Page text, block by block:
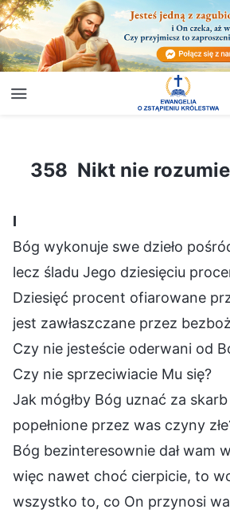
358 Nikt nie rozumie woli Boga
358 Nikt nie
Ⅰ
Bóg wykonuje swe dzieło
lecz śladu Jego dziesięciu
Dziesięć procent ofiarowane
jest zawłaszczane przez
Czy nie jesteście oderwani od
Czy nie sprzeciwiacie Mu się?
Jak mógłby Bóg uznać za skarb
popełnione przez was czyny
Bóg bezinteresownie dał wam
więc nawet choć cierpicie, to
wszystko to, co On przynosi